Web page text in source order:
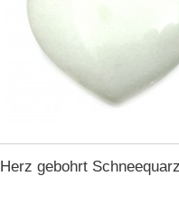
Herz gebohrt